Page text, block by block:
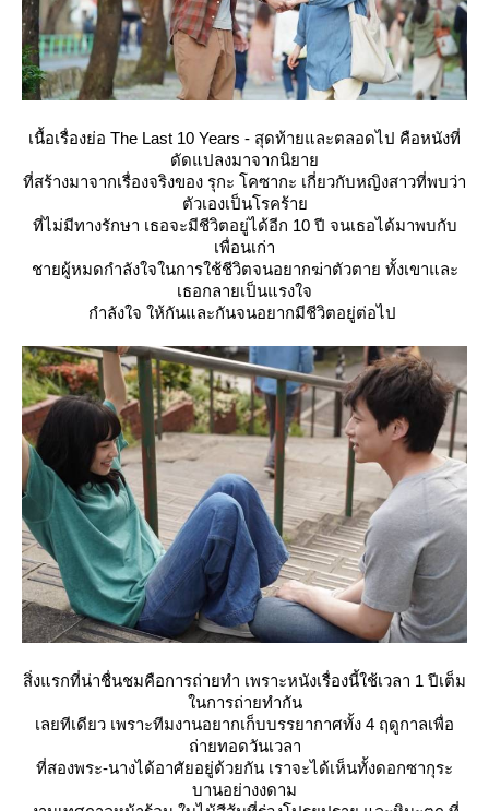
เนื้อเรื่องย่อ The Last 10 Years - สุดท้ายและตลอดไป คือหนังที่
ดัดแปลงมาจากนิยา
ที่สร้างมาจากเรื่องจริงของ รุกะ โคซากะ เกี่ยวกับหญิงสาวที่พบว่า
ตัวเองเป็นโรคร้า
ที่ไม่มีทางรักษา เธอจะมีชีวิตอยู่ได้อีก 10 ปี จนเธอได้มาพบกับ
เพื่อนเก่า
ชายผู้หมดกำลังใจในการใช้ชีวิตจนอยากฆ่าตัวตาย ทั้งเขาและ
เธอกลายเป็นแรงใจ
กำลังใจ ให้กันและกันจนอยากมีชีวิตอยู่ต่อไป
สิ่งแรกที่น่าชื่นชมคือการถ่ายทำ เพราะหนังเรื่องนี้ใช้เวลา 1 ปีเต็ม
นการถ่ายทำกัน
เลยทีเดียว เพราะทีมงานอยากเก็บบรรยากาศทั้ง 4 ฤดูกาลเพื่อ
ถ่ายทอดวันเวลา
ที่สองพระ-นางได้อาศัยอยู่ด้วยกัน เราจะได้เห็นทั้งดอกซากุระ
บานอย่างงดาม